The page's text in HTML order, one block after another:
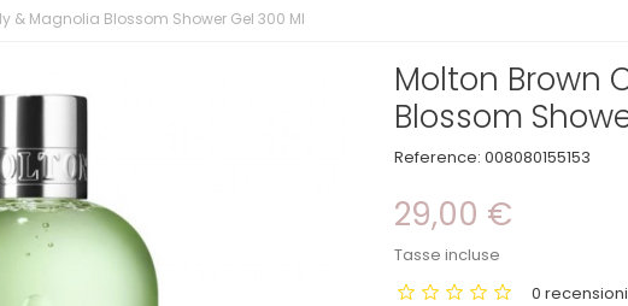
& Magnolia Blossom Shower Gel 300 Ml
Molton Brown
Blossom
Reference: 008080155153
29,00 €
Tasse incluse
0